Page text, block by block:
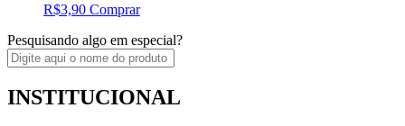
R$3,90 Comprar
Pesquisando algo em especial?
INSTITUCIONAL